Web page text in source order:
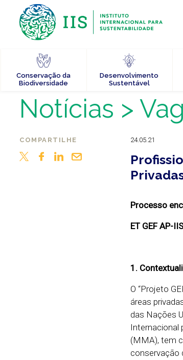
Conservação da
Biodiversidade
Desenvolvimento
Sustentável
Notícias >
COMPARTILHE 24.05.21
Processo
ET GEF AP-
1.
O “Projeto
áreas
das Nações
Internacional
(MMA), tem
conservação